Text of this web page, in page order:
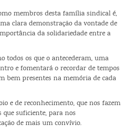
membros desta família sindical é,
clara demonstração da vontade de
da solidariedade entre a
todos os que o antecederam, uma
e fomentará o recordar de tempos
bem presentes na memória de cada
e de reconhecimento, que nos fazem
que suficiente, para nos
de mais um convívio.